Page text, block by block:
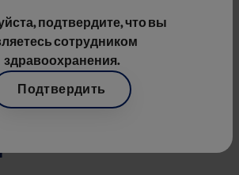
подтвердите, что вы
сотрудником
здравоохранения.
Подтвердить